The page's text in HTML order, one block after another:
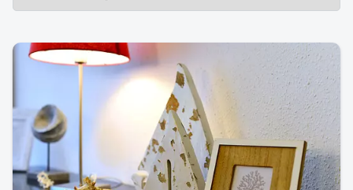
Appartement Seestern am Schluchsee |